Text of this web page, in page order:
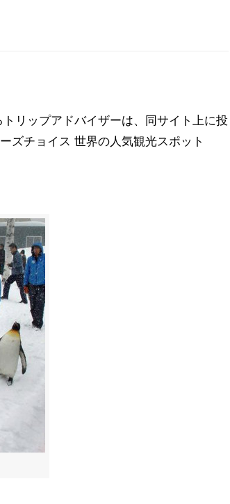
リップアドバイザーは、同サイト上に投
ズチョイス 世界の人気観光スポット